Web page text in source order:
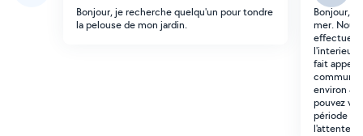
Bonjour, je recherche quelqu'un pour tondre
la pelouse de mon jardin.
Bonjour,
mer.
effectuer
l'interieur
fait appel
environ
pouvez
période
l'attente